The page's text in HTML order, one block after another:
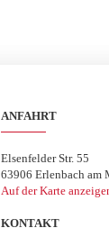
ANFAHRT
Elsenfelder Str. 55
63906 Erlenbach am
Auf der Karte
KONTAKT